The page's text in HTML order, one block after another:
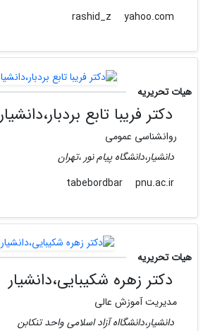
yahoo.com
هیات تحریریه
دکتر فریبا تابع بردبار،دانشیار
روانشناسی عمومی
دانشیار،دانشگاه پیام نور ،تهران
tabebordbar
pnu.ac.ir
هیات تحریریه
دکتر زهره شکیبایی،دانشیار
مدیریت آموزش عالی
دانشیار،دانشگااه آزاد اسلامی واحد تنکابن